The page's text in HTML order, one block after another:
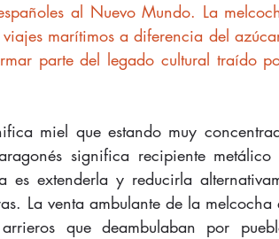
al Nuevo Mundo. La
marítimos a diferencia del
parte del legado cultural traído
miel que estando muy
significa recipiente metálico
extenderla y reducirla
La venta ambulante de la melcocha
que deambulaban por